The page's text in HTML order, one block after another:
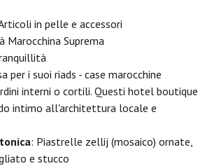
in pelle e accessori
Marocchina Suprema
per i suoi riads - case marocchine
interni o cortili. Questi hotel boutique
intimo all'architettura locale e
: Piastrelle zellij (mosaico) ornate,
e stucco